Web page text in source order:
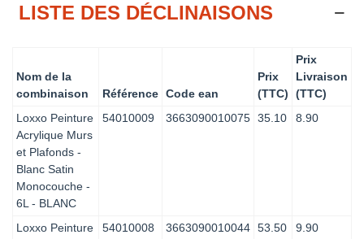
LISTE DES DÉCLINAISONS
Nom de la
combinaison
Référence Code ean
Prix
(TTC)
Prix
Livraison
(TTC)
Loxxo Peinture
Acrylique Murs
et Plafonds -
Blanc Satin
Monocouche -
6L - BLANC
54010009 3663090010075 35.10 8.90
Loxxo Peinture
54010008 3663090010044 53.50 9.90